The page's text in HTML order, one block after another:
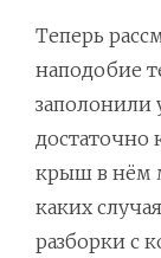
Теперь
наподобие
заполонили
крыш в нём
каких
разборки с